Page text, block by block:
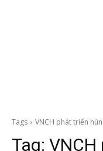
Tags VNCH phát triển
Tag: